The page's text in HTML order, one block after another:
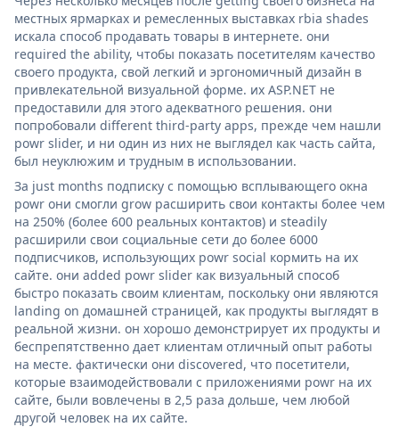
местных ярмарках и ремесленных выставках rbia shades
искала способ продавать товары в интернете. они
required the ability, чтобы показать посетителям качество
своего продукта, свой легкий и эргономичный дизайн в
привлекательной визуальной форме. их ASP.NET не
предоставили для этого адекватного решения. они
попробовали different third-party apps, прежде чем нашли
powr slider, и ни один из них не выглядел как часть сайта,
был неуклюжим и трудным в использовании.
За just months подписку с помощью всплывающего окна
powr они смогли grow расширить свои контакты более чем
на 250% (более 600 реальных контактов) и steadily
расширили свои социальные сети до более 6000
подписчиков, использующих powr social кормить на их
сайте. они added powr slider как визуальный способ
быстро показать своим клиентам, поскольку они являются
landing on домашней страницей, как продукты выглядят в
реальной жизни. он хорошо демонстрирует их продукты и
беспрепятственно дает клиентам отличный опыт работы
на месте. фактически они discovered, что посетители,
которые взаимодействовали с приложениями powr на их
сайте, были вовлечены в 2,5 раза дольше, чем любой
другой человек на их сайте.